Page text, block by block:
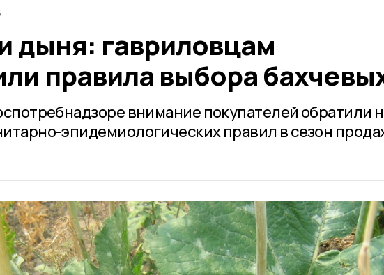
дыня: гавриловцам
правила выбора
внимание покупателей обратили
эпидемиологических правил в сезон